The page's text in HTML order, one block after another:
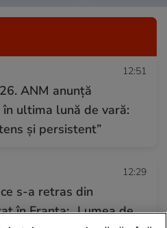
12:51
ANM anunță
ultima lună de vară:
și persistent”
12:29
s-a retras din
în Franța: „Lumea de